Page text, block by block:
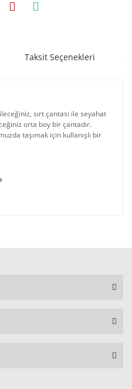
Taksit Seçenekleri
sırt çantası ile seyahat
orta boy bir çantadır.
taşımak için kullanışlı bir